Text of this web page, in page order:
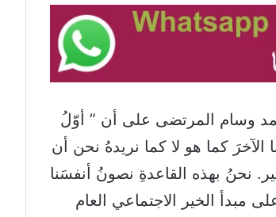
وسام المرتضى على أن ” أوّلُ
كما هو لا كما نريدهُ نحن أن
نحنُ بهذه القاعدةِ نصونُ أنفسَنا
مبدأ الخير الاجتماعي العام